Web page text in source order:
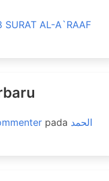
AL-A`RAAF
pada الحمد